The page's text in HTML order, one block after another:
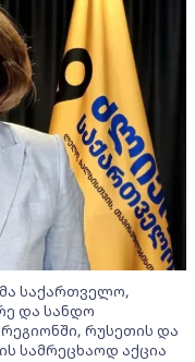
საქართველო,
და სანდო
რუსეთის და
სამრეცხაოდ აქცია